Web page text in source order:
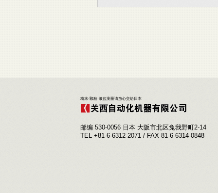
粉末·颗粒·液位测量请放心交给日本
邮编 530-0056 日本 大阪市北区兔我野町2-14
TEL +81-6-6312-2071 / FAX 81-6-6314-0848